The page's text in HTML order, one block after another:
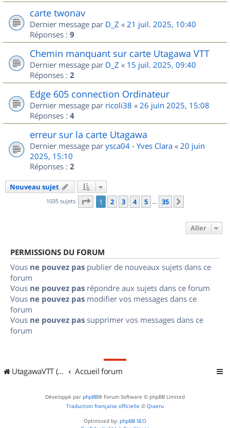
carte twonav
Dernier message par D_Z « 21 juil. 2025, 10:40
Réponses : 9
Chemin manquant sur carte Utagawa VTT
Dernier message par D_Z « 15 juil. 2025, 09:40
Réponses : 2
Edge 605 connection Ordinateur
Dernier message par ricoli38 « 26 juin 2025, 15:08
Réponses : 4
erreur sur la carte Utagawa
Dernier message par ysca04 - Yves Clara « 20 juin
2025, 15:10
Réponses : 2
Nouveau sujet
1035 sujets Page 1sur
1 2 3 4 5 … 35
Aller
PERMISSIONS DU FORUM
Vous ne pouvez pas publier de nouveaux sujets dans ce
forum
Vous ne pouvez pas répondre aux sujets dans ce forum
Vous ne pouvez pas modifier vos messages dans ce
forum
Vous ne pouvez pas supprimer vos messages dans ce
forum
UtagawaVTT (Randos VTT et VTTAE avec traces GPS) Accueil forum
Développé par phpBB® Forum Software © phpBB Limited
Traduction française officielle © Qiaeru
Optimized by: phpBB SEO